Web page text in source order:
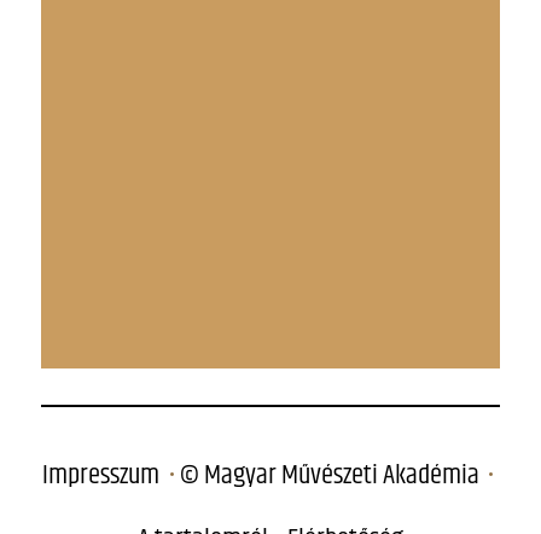
Impresszum © Magyar Művészeti Akadémia